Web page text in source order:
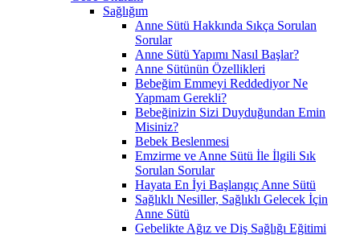
Sağlığım
Anne Sütü Hakkında Sıkça Sorulan
Sorular
Anne Sütü Yapımı Nasıl Başlar?
Anne Sütünün Özellikleri
Bebeğim Emmeyi Reddediyor Ne
Yapmam Gerekli?
Bebeğinizin Sizi Duyduğundan Emin
Misiniz?
Bebek Beslenmesi
Emzirme ve Anne Sütü İle İlgili Sık
Sorulan Sorular
Hayata En İyi Başlangıç Anne Sütü
Sağlıklı Nesiller, Sağlıklı Gelecek İçin
Anne Sütü
Gebelikte Ağız ve Diş Sağlığı Eğitimi